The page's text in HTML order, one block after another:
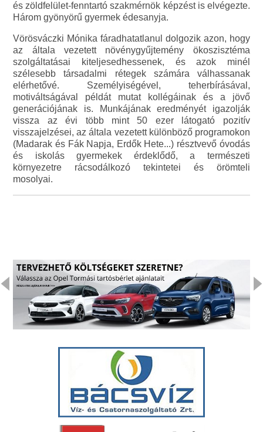
és zöldfelület-fenntartó szakmérnök képzést is elvégezte.
Három gyönyörű gyermek édesanyja.
Vörösváczki Mónika fáradhatatlanul dolgozik azon, hogy
az általa vezetett növénygyűjtemény ökoszisztéma
szolgáltatásai kiteljesedhessenek, és azok minél
szélesebb társadalmi rétegek számára válhassanak
elérhetővé. Személyiségével, teherbírásával,
motiváltságával példát mutat kollégáinak és a jövő
generációjának is. Munkájának eredményét igazolják
vissza az évi több mint 50 ezer látogató pozitív
visszajelzései, az általa vezetett különböző programokon
(Madarak és Fák Napja, Erdők Hete...) résztvevő óvodás
és iskolás gyermekek érdeklődő, a természeti
környezetre rácsodálkozó tekintetei és örömteli
mosolyai.